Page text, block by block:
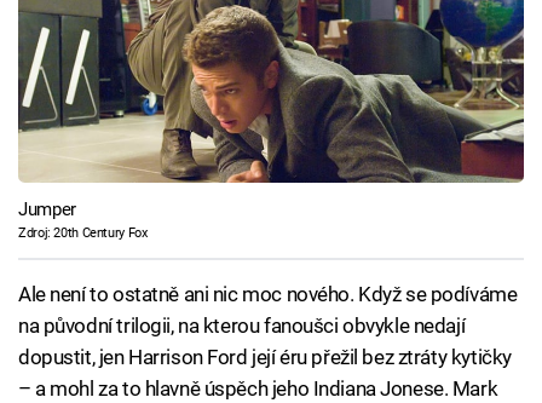
Jumper
Zdroj: 20th Century Fox
Ale není to ostatně ani nic moc nového. Když se podíváme
na původní trilogii, na kterou fanoušci obvykle nedají
dopustit, jen Harrison Ford její éru přežil bez ztráty kytičky
– a mohl za to hlavně úspěch jeho Indiana Jonese. Mark